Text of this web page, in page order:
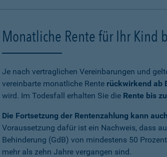
Monatliche Rente für Ihr Kind
Je nach vertraglichen Vereinbarungen und
vereinbarte monatliche Rente rückwirkend ab
wird. Im Todesfall erhalten Sie die Rente bis
Die Fortsetzung der Rentenzahlung kann
Voraussetzung dafür ist ein Nachweis, dass
Behinderung (GdB) von mindestens 50
mehr als zehn Jahre vergangen sind.